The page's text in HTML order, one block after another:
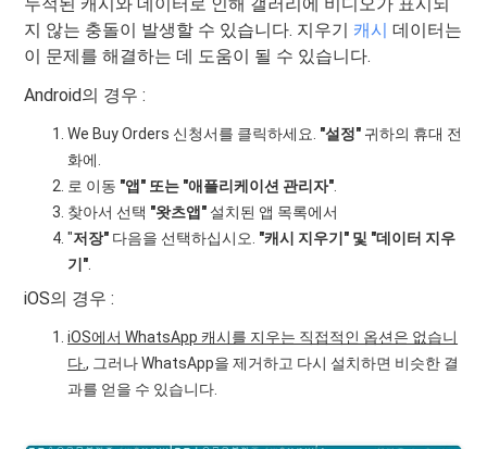
지 않는 충돌이 발생할 수 있습니다. 지우기 캐시 데이터는
이 문제를 해결하는 데 도움이 될 수 있습니다.
Android의 경우 :
We Buy Orders 신청서를 클릭하세요. "설정" 귀하의 휴대 전
화에.
로 이동 "앱" 또는 "애플리케이션 관리자"
찾아서 선택 "왓츠앱" 설치된 앱 목록에서
"저장" 다음을 선택하십시오. "캐시 지우기" 및 "데이터 지우
기"
iOS의 경우 :
iOS에서 WhatsApp 캐시를 지우는 직접적인 옵션은 없습니
다., 그러나 WhatsApp을 제거하고 다시 설치하면 비슷한 결
과를 얻을 수 있습니다.